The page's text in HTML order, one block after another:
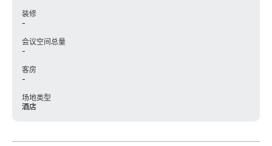
装修
-
会议空间总量
-
客房
-
场地类型
酒店